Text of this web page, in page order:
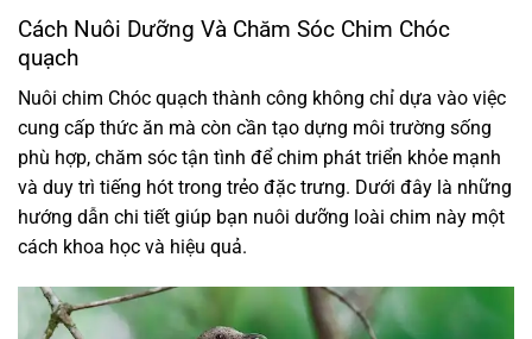
Cách Nuôi Dưỡng Và Chăm Sóc Chim Chóc
quạch
Nuôi chim Chóc quạch thành công không chỉ dựa vào việc
cung cấp thức ăn mà còn cần tạo dựng môi trường sống
phù hợp, chăm sóc tận tình để chim phát triển khỏe mạnh
và duy trì tiếng hót trong trẻo đặc trưng. Dưới đây là những
hướng dẫn chi tiết giúp bạn nuôi dưỡng loài chim này một
cách khoa học và hiệu quả.